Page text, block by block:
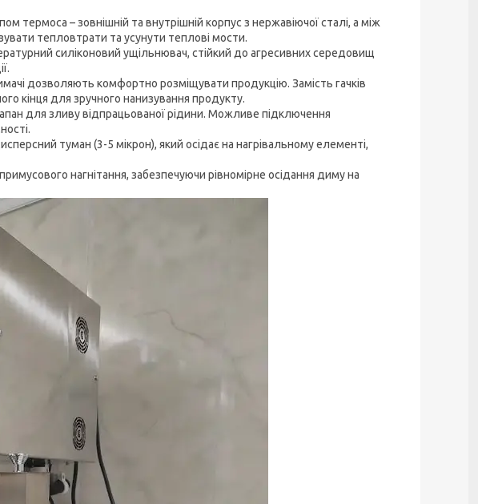
термоса – зовнішній та внутрішній корпус з нержавіючої сталі, а між
тепловтрати та усунути теплові мости.
силіконовий ущільнювач, стійкий до агресивних середовищ
дозволяють комфортно розміщувати продукцію. Замість гачків
кінця для зручного нанизування продукту.
для зливу відпрацьованої рідини. Можливе підключення
туман (3-5 мікрон), який осідає на нагрівальному елементі,
нагнітання, забезпечуючи рівномірне осідання диму на